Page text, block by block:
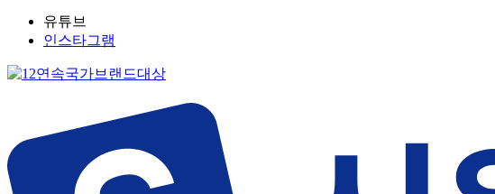
유튜브
인스타그램